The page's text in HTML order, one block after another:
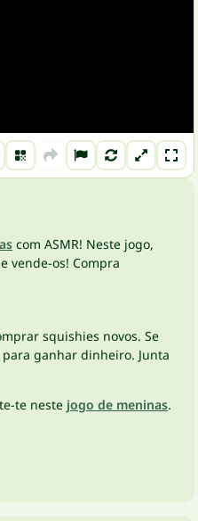
com ASMR! Neste jogo,
vende-os! Compra
squishies novos. Se
ganhar dinheiro. Junta
te neste jogo de meninas.